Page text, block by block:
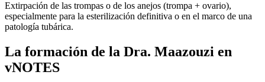
Extirpación de las trompas o de los anejos (trompa + ovario),
especialmente para la esterilización definitiva o en el marco de una
patología tubárica.
La formación de la Dra. Maazouzi en
vNOTES